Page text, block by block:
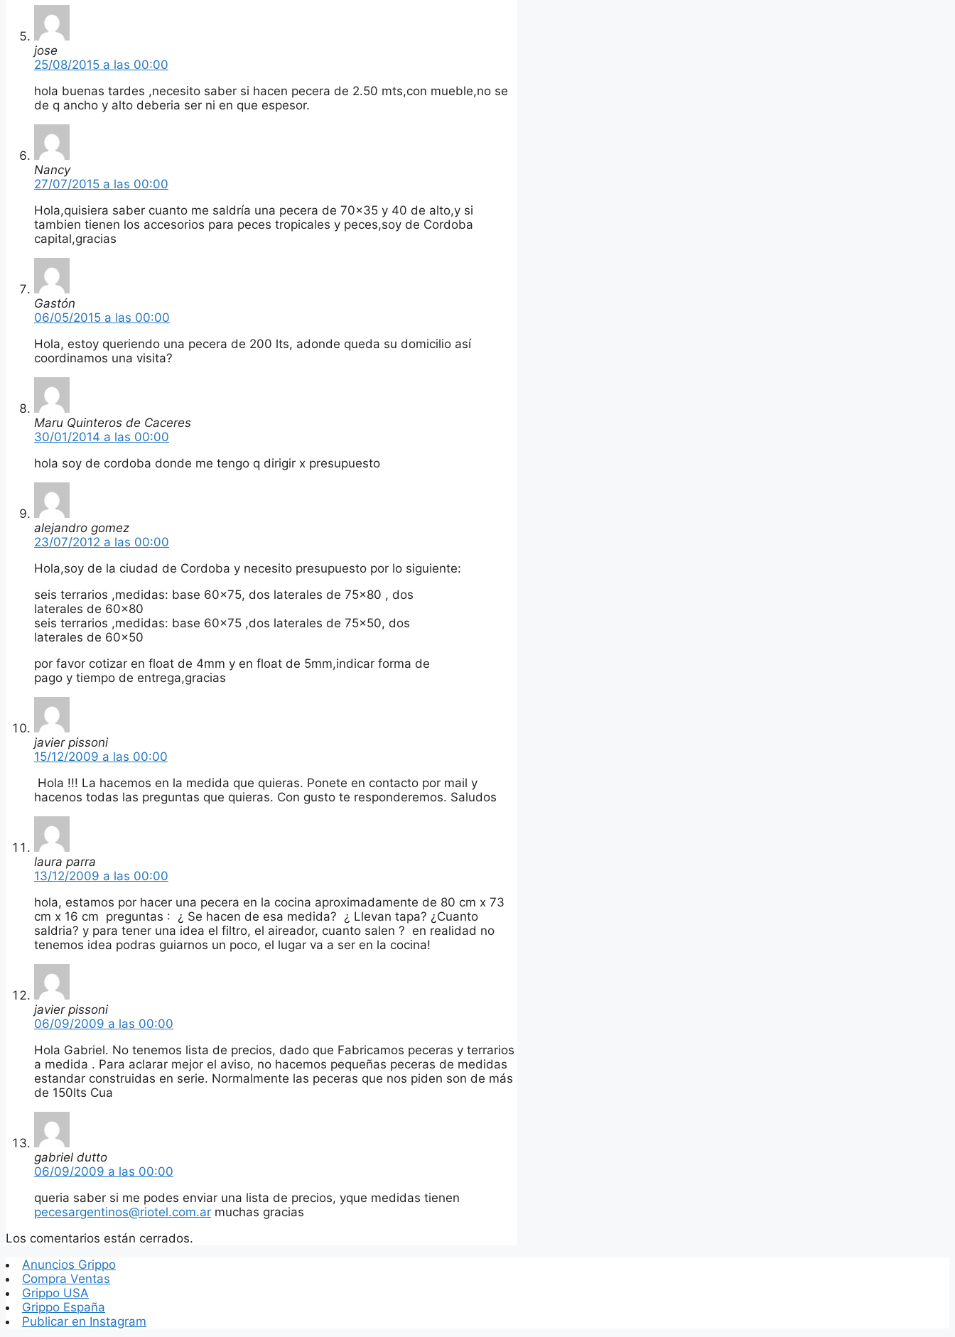
jose
25/08/2015 a las 00:00
hola buenas tardes ,necesito saber si hacen pecera de 2.50 mts,con mueble,no se
de q ancho y alto deberia ser ni en que espesor.
Nancy
27/07/2015 a las 00:00
Hola,quisiera saber cuanto me saldría una pecera de 70×35 y 40 de alto,y si
tambien tienen los accesorios para peces tropicales y peces,soy de Cordoba
capital,gracias
Gastón
06/05/2015 a las 00:00
Hola, estoy queriendo una pecera de 200 lts, adonde queda su domicilio así
coordinamos una visita?
Maru Quinteros de Caceres
30/01/2014 a las 00:00
hola soy de cordoba donde me tengo q dirigir x presupuesto
alejandro gomez
23/07/2012 a las 00:00
Hola,soy de la ciudad de Cordoba y necesito presupuesto por lo siguiente:
seis terrarios ,medidas: base 60×75, dos laterales de 75×80 , dos
laterales de 60×80
seis terrarios ,medidas: base 60×75 ,dos laterales de 75×50, dos
laterales de 60×50
por favor cotizar en float de 4mm y en float de 5mm,indicar forma de
pago y tiempo de entrega,gracias
javier pissoni
15/12/2009 a las 00:00
Hola !!! La hacemos en la medida que quieras. Ponete en contacto por mail y
hacenos todas las preguntas que quieras. Con gusto te responderemos. Saludos
laura parra
13/12/2009 a las 00:00
hola, estamos por hacer una pecera en la cocina aproximadamente de 80 cm x 73
cm x 16 cm preguntas : ¿ Se hacen de esa medida? ¿ Llevan tapa? ¿Cuanto
saldria? y para tener una idea el filtro, el aireador, cuanto salen ? en realidad no
tenemos idea podras guiarnos un poco, el lugar va a ser en la cocina!
javier pissoni
06/09/2009 a las 00:00
Hola Gabriel. No tenemos lista de precios, dado que Fabricamos peceras y terrarios
a medida . Para aclarar mejor el aviso, no hacemos pequeñas peceras de medidas
estandar construidas en serie. Normalmente las peceras que nos piden son de más
de 150lts Cua
gabriel dutto
06/09/2009 a las 00:00
queria saber si me podes enviar una lista de precios, yque medidas tienen
pecesargentinos@riotel.com.ar muchas gracias
Los comentarios están cerrados.
Anuncios Grippo
Compra Ventas
Grippo USA
Grippo España
Publicar en Instagram